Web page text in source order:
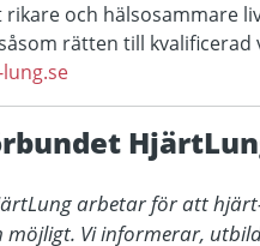
och hälsosammare
rätten till
arbetar för att
möjligt. Vi informerar,